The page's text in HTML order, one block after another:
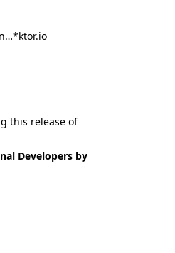
this release of
Developers by